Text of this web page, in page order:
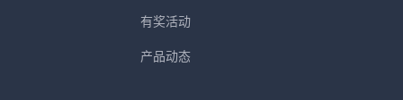
有奖活动
产品动态